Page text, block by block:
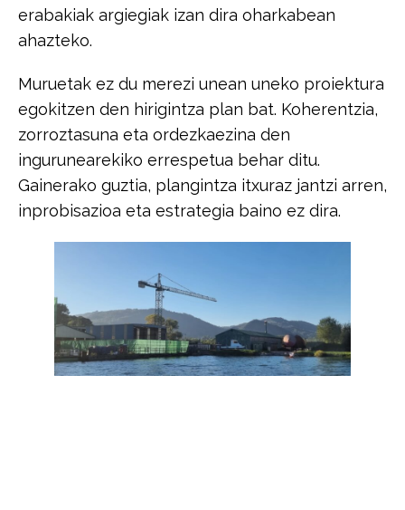
erabakiak argiegiak izan dira​ ​oharkabean
ahazteko.​
​Muruetak ez du merezi unean uneko proiektura
egokitzen den hirigintza plan​ ​bat. Koherentzia,
zorroztasuna eta ordezkaezina den
ingurunearekiko errespetua​ ​behar ditu.
Gainerako guztia, plangintza itxuraz jantzi arren,
inprobisazioa eta​ ​estrategia baino ez dira.​